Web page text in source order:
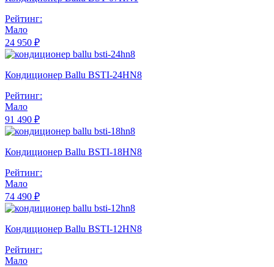
Рейтинг:
Мало
24 950 ₽
Кондиционер Ballu BSTI-24HN8
Рейтинг:
Мало
91 490 ₽
Кондиционер Ballu BSTI-18HN8
Рейтинг:
Мало
74 490 ₽
Кондиционер Ballu BSTI-12HN8
Рейтинг:
Мало